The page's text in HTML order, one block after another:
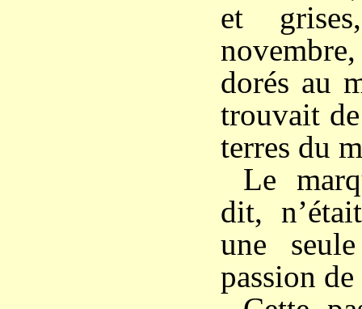
et
dorés au
trouvait
terres du
Le
dit,
une
passion de